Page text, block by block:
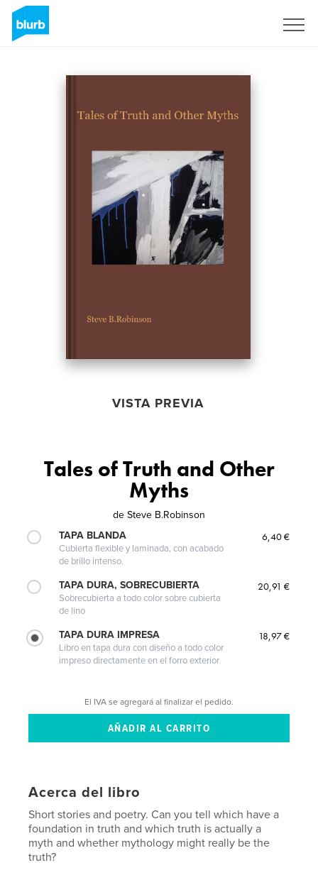
VISTA PREVIA
Tales of Truth and Other
Myths
de Steve B.Robinson
TAPA BLANDA
Cubierta flexible y laminada, con acabado
de brillo intenso.
6,40 €
TAPA DURA, SOBRECUBIERTA
Sobrecubierta a todo color sobre cubierta
de lino
20,91 €
TAPA DURA IMPRESA
Libro en tapa dura con diseño a todo color
impreso directamente en el forro exterior
18,97 €
El IVA se agregará al finalizar el pedido.
Acerca del libro
Short stories and poetry. Can you tell which have a
foundation in truth and which truth is actually a
myth and whether mythology might really be the
truth?